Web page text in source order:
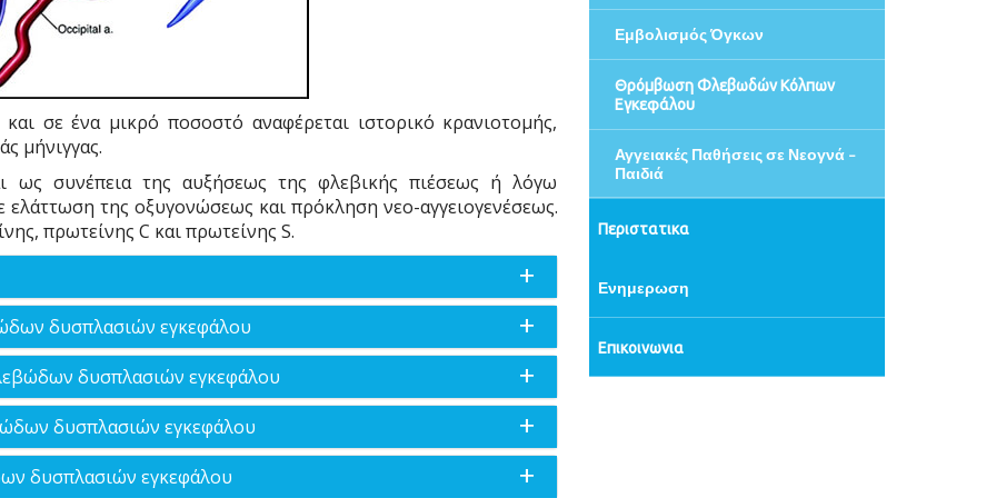
σε ένα μικρό ποσοστό αναφέρεται ιστορικό κρανιοτομής,
μήνιγγας.
ως συνέπεια της αυξήσεως της φλεβικής πιέσεως ή λόγω
της οξυγονώσεως και πρόκληση νεο-αγγειογενέσεως.
πρωτείνης C και πρωτείνης S.
79):
δυσπλασιών εγκεφάλου
από την βάση του κρανίου κεφαλικά μέχρι το ιερό
2794)
δυσπλασιών εγκεφάλου
δυσπλασιών εγκεφάλου
δυσπλασιών εγκεφάλου
Εμβολισμός Όγκων
Θρόμβωση Φλεβωδών Κόλπων
Εγκεφάλου
Αγγειακές Παθήσεις σε Νεογνά -
Παιδιά
Περιστατικα
Ενημερωση
Επικοινωνια